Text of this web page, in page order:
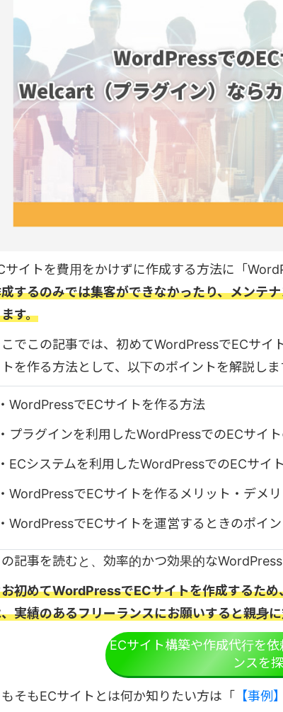
サイトを費用をかけずに作成する方法に「
するのみでは集客ができなかったり、メンテ
す。
でこの記事では、初めてWordPressでECサイ
を作る方法として、以下のポイントを解説しま
WordPressでECサイトを作る方法
プラグインを利用したWordPressでのECサイ
ECシステムを利用したWordPressでのECサイ
WordPressでECサイトを作るメリット・デメリ
WordPressでECサイトを運営するときのポイン
記事を読むと、効率的かつ効果的な
初めてWordPressでECサイトを作成するた
実績のあるフリーランスにお願いすると親身
ECサイト構築や作成代行を
ンスを
そもECサイトとは何か知りたい方は「
【事例